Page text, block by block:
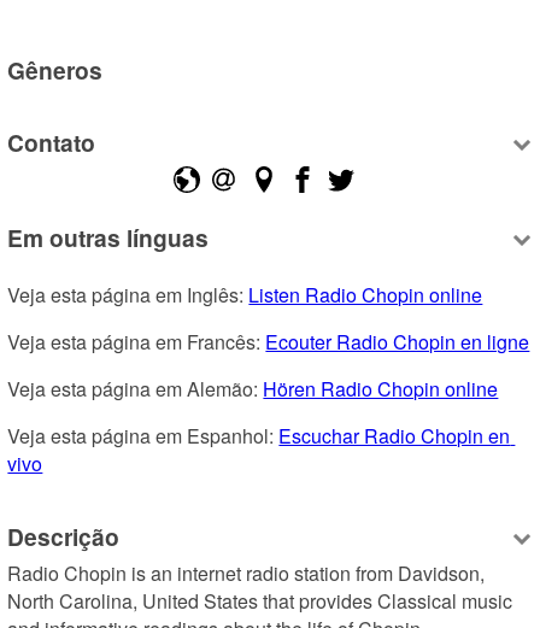
Gêneros
Contato
Em outras línguas
Veja esta página em Inglês: Listen Radio Chopin online
Veja esta página em Francês: Ecouter Radio Chopin en ligne
Veja esta página em Alemão: Hören Radio Chopin online
Veja esta página em Espanhol: Escuchar Radio Chopin en
vivo
Descrição
Radio Chopin is an internet radio station from Davidson,
North Carolina, United States that provides Classical music